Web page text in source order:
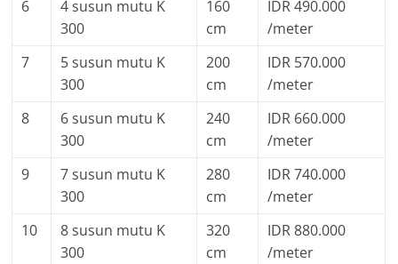
6
4 susun mutu K
300
160
cm
IDR 490.000
/meter
7
5 susun mutu K
300
200
cm
IDR 570.000
/meter
8
6 susun mutu K
300
240
cm
IDR 660.000
/meter
9
7 susun mutu K
300
280
cm
IDR 740.000
/meter
10
8 susun mutu K
300
320
cm
IDR 880.000
/meter